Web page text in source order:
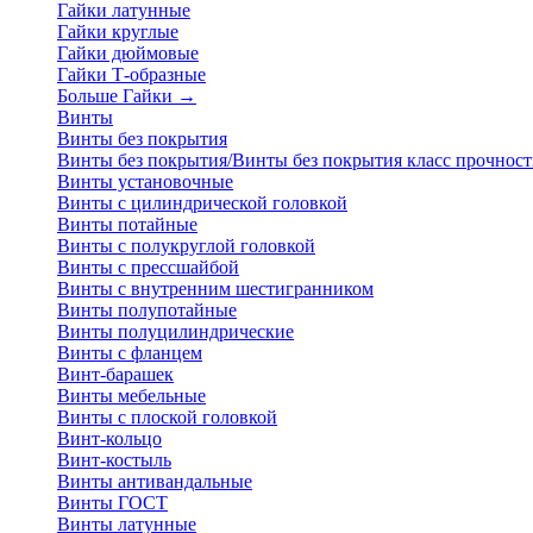
Гайки латунные
Гайки круглые
Гайки дюймовые
Гайки Т-образные
Больше Гайки →
Винты
Винты без покрытия
Винты без покрытия/Винты без покрытия класс
Винты установочные
Винты с цилиндрической головкой
Винты потайные
Винты с полукруглой головкой
Винты с прессшайбой
Винты с внутренним шестигранником
Винты полупотайные
Винты полуцилиндрические
Винты с фланцем
Винт-барашек
Винты мебельные
Винты с плоской головкой
Винт-кольцо
Винт-костыль
Винты антивандальные
Винты ГОСТ
Винты латунные